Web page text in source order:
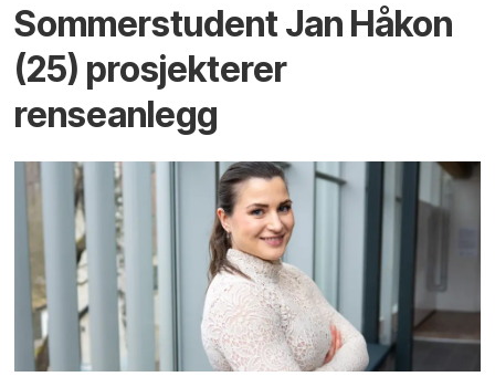
Sommerstudent Jan Håkon
(25) prosjekterer
renseanlegg